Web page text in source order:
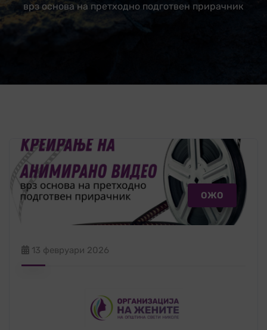
врз основа на претходно подготвен прирачник
ОЖО
13 февруари 2026